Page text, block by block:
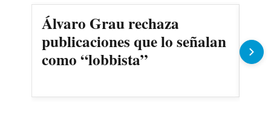
Álvaro Grau rechaza
publicaciones que lo señalan
como “lobbista”